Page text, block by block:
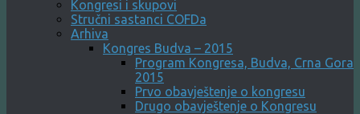
Kongresi i skupovi
Stručni sastanci COFDa
Arhiva
Kongres Budva – 2015
Program Kongresa, Budva, Crna Gora
2015
Prvo obavještenje o kongresu
Drugo obavještenje o Kongresu